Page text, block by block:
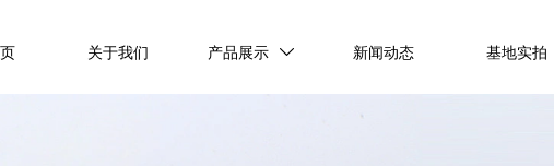
关于我们 产品展示  新闻动态 基地实拍